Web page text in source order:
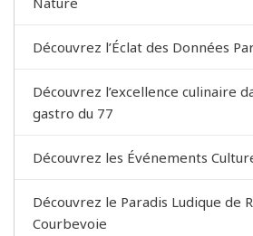
Découvrez l’Éclat des Données
Découvrez l’excellence culinaire
gastro du 77
Découvrez les Événements
Découvrez le Paradis Ludique de
Courbevoie